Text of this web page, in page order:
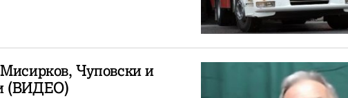
Чуповски и
(ВИДЕО)